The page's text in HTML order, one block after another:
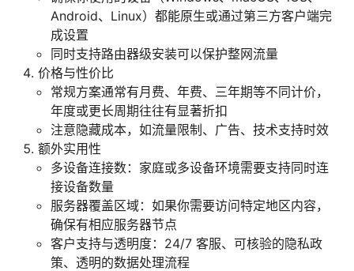
Android、Linux）都能原生或通过第三方客户端完
成设置
同时支持路由器级安装可以保护整网流量
价格与性价比
常规方案通常有月费、年费、三年期等不同计价，
年度或更长周期往往有显著折扣
注意隐藏成本，如流量限制、广告、技术支持时效
额外实用性
多设备连接数：家庭或多设备环境需要支持同时连
接设备数量
服务器覆盖区域：如果你需要访问特定地区内容，
确保有相应服务器节点
客户支持与透明度：24/7 客服、可核验的隐私政
策、透明的数据处理流程